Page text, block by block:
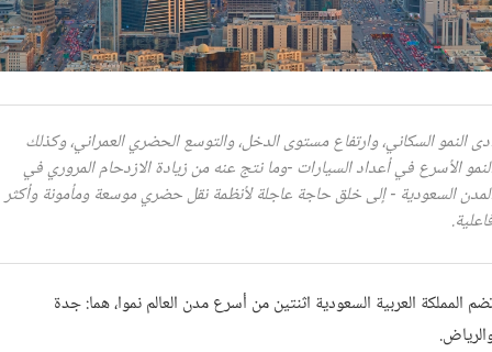
النمو السكاني، وارتفاع مستوى الدخل، والتوسع الحضري العمراني، وكذلك
الأسرع في أعداد السيارات -وما نتج عنه من زيادة الازدحام المروري في
السعودية - إلى خلق حاجة عاجلة لأنظمة نقل حضري موسعة ومأمونة وأكثر
المملكة العربية السعودية اثنتين من أسرع مدن العالم نموا، هما: جدة